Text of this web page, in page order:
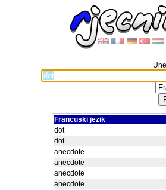
Francuski jezik
dot
dot
anecdote
anecdote
anecdote
anecdote